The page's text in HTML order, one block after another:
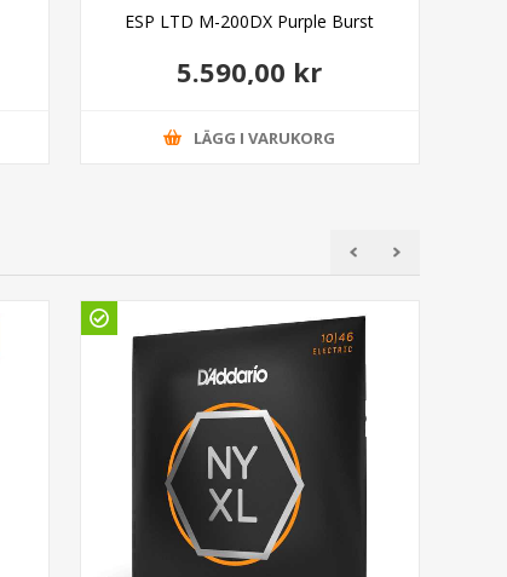
ESP LTD M-200DX Purple Burst
5.590,00 kr
LÄGG I VARUKORG